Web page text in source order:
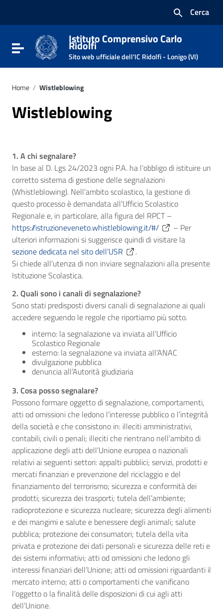
Vai al footer
Cerca
Attiva / disattiva la navigazione
Istituto Comprensivo Carlo
Ridolfi
Sito web ufficiale dell'IC Ridolfi - Lonigo (VI)
Home / Wistleblowing
Wistleblowing
1. A chi segnalare?
In base al D. Lgs 24/2023 ogni P.A. ha l’obbligo di istituire un
corretto sistema di gestione delle segnalazioni
(Whistleblowing). Nell’ambito scolastico, la gestione di
questo processo è demandata all’Ufficio Scolastico
Regionale e, in particolare, alla figura del RPCT –
https://istruzioneveneto.whistleblowing.it/#/
– Per
ulteriori informazioni si suggerisce quindi di visitare la
sezione dedicata nel sito dell’USR
.
Si chiede all’utenza di non inviare segnalazioni alla presente
Istituzione Scolastica.
2. Quali sono i canali di segnalazione?
Sono stati predisposti diversi canali di segnalazione ai quali
accedere seguendo le regole che riportiamo più sotto.
interno: la segnalazione va inviata all’Ufficio
Scolastico Regionale
esterno: la segnalazione va inviata all’ANAC
divulgazione pubblica
denuncia all’Autorità giudiziaria
3. Cosa posso segnalare?
Possono formare oggetto di segnalazione, comportamenti,
atti od omissioni che ledono l’interesse pubblico o l’integrità
della società e che consistono in: illeciti amministrativi,
contabili, civili o penali; illeciti che rientrano nell’ambito di
applicazione degli atti dell’Unione europea o nazionali
relativi ai seguenti settori: appalti pubblici; servizi, prodotti e
mercati finanziari e prevenzione del riciclaggio e del
finanziamento del terrorismo; sicurezza e conformità dei
prodotti; sicurezza dei trasporti; tutela dell’ambiente;
radioprotezione e sicurezza nucleare; sicurezza degli alimenti
e dei mangimi e salute e benessere degli animali; salute
pubblica; protezione dei consumatori; tutela della vita
privata e protezione dei dati personali e sicurezza delle reti e
dei sistemi informativi; atti od omissioni che ledono gli
interessi finanziari dell’Unione; atti od omissioni riguardanti il
mercato interno; atti o comportamenti che vanificano
l’oggetto o la finalità delle disposizioni di cui agli atti
dell’Unione.